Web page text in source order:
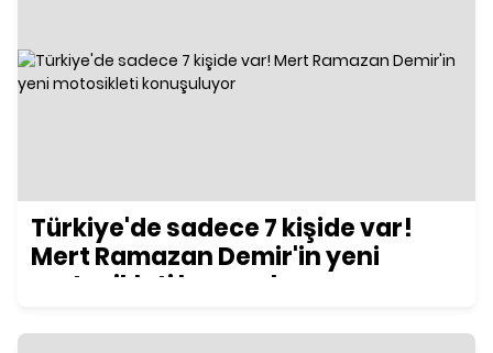
Türkiye'de sadece 7 kişide var!
Mert Ramazan Demir'in yeni
motosikleti konuşuluyor